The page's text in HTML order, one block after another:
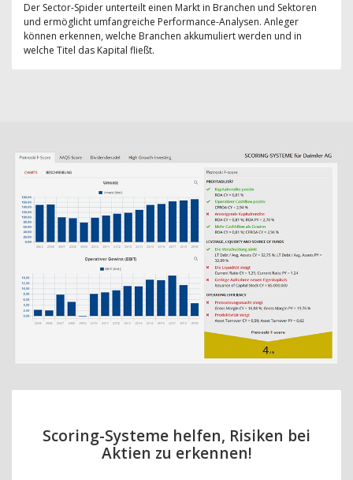
Der Sector-Spider unterteilt einen Markt in Branchen und Sektoren
und ermöglicht umfangreiche Performance-Analysen. Anleger
können erkennen, welche Branchen akkumuliert werden und in
welche Titel das Kapital fließt.
Scoring-Systeme helfen, Risiken bei
Aktien zu erkennen!